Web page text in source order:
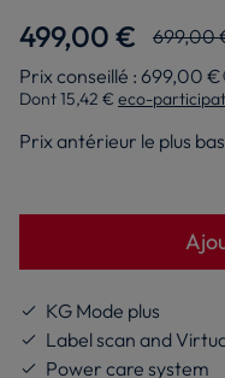
499,00 €
699,00
Prix le plus bas en 30
Le montant en
arrondi au nombre
de la taxe DEEE.
Prix conseillé : 699,00 €
Prix conseillé
Le prix d’origine est
pas de remise
Dont 15,42 € eco-
Prix antérieur le plus
KG Mode plus
Label scan and
Power care system